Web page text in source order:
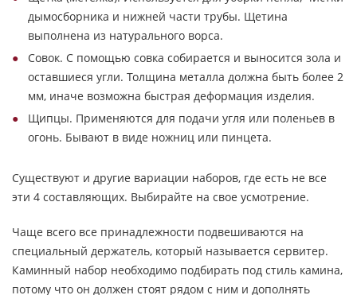
дымосборника и нижней части трубы. Щетина
выполнена из натурального ворса.
Совок. С помощью совка собирается и выносится зола и
оставшиеся угли. Толщина металла должна быть более 2
мм, иначе возможна быстрая деформация изделия.
Щипцы. Применяются для подачи угля или поленьев в
огонь. Бывают в виде ножниц или пинцета.
Существуют и другие вариации наборов, где есть не все
эти 4 составляющих. Выбирайте на свое усмотрение.
Чаще всего все принадлежности подвешиваются на
специальный держатель, который называется сервитер.
Каминный набор необходимо подбирать под стиль камина,
потому что он должен стоят рядом с ним и дополнять